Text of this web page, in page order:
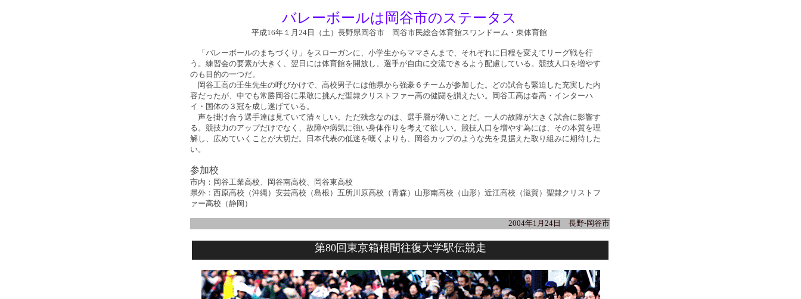
バレーボールは岡谷市のステータス
平成16年１月24日（土）長野県岡谷市 岡谷市民総合体育館スワンドーム・東体育館
「バレーボールのまちづくり」をスローガンに、小学生からママさんまで、それぞれに日程を変えてリーグ戦を行
う。練習会の要素が大きく、翌日には体育館を開放し、選手が自由に交流できるよう配慮している。競技人口を増やす
のも目的の一つだ。
岡谷工高の壬生先生の呼びかけで、高校男子には他県から強豪６チームが参加した。どの試合も緊迫した充実した内
容だったが、中でも常勝岡谷に果敢に挑んだ聖隷クリストファー高の健闘を讃えたい。岡谷工高は春高・インターハ
イ・国体の３冠を成し遂げている。
声を掛け合う選手達は見ていて清々しい。ただ残念なのは、選手層が薄いことだ。一人の故障が大きく試合に影響す
る。競技力のアップだけでなく、故障や病気に強い身体作りを考えて欲しい。競技人口を増やす為には、その本質を理
解し、広めていくことが大切だ。日本代表の低迷を嘆くよりも、岡谷カップのような先を見据えた取り組みに期待した
い。
参加校
市内：岡谷工業高校、岡谷南高校、岡谷東高校
県外：西原高校（沖縄）安芸高校（島根）五所川原高校（青森）山形南高校（山形）近江高校（滋賀）聖隷クリストフ
ァー高校（静岡）
2004年1月24日 長野-岡谷市
第80回東京箱根間往復大学駅伝競走